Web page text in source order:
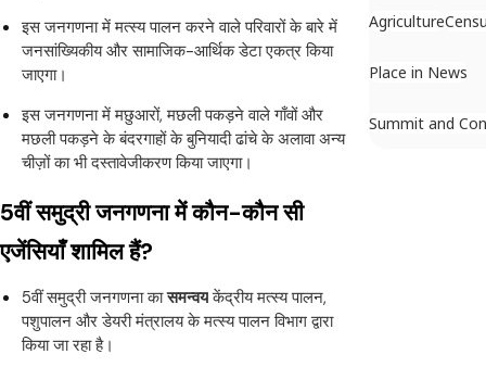
इस जनगणना में मत्स्य पालन करने वाले परिवारों के बारे में
जनसांख्यिकीय और सामाजिक-आर्थिक डेटा एकत्र किया
जाएगा।
इस जनगणना में मछुआरों, मछली पकड़ने वाले गाँवों और
मछली पकड़ने के बंदरगाहों के बुनियादी ढांचे के अलावा अन्य
चीज़ों का भी दस्तावेजीकरण किया जाएगा।
5वीं समुद्री जनगणना में कौन-कौन सी
एजेंसियाँ शामिल हैं?
5वीं समुद्री जनगणना कासमन्वयकेंद्रीय मत्स्य पालन,
पशुपालन और डेयरी मंत्रालय के मत्स्य पालन विभाग द्वारा
किया जा रहा है।
Agriculture
Place in News
Summit and